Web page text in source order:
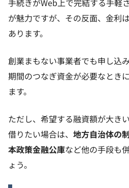
手続きがWeb上で完結する手軽
が魅力ですが、その反面、金利
あります。
創業まもない事業者でも申し込
期間のつなぎ資金が必要なとき
ます。
ただし、希望する融資額が大き
借りたい場合は、 地方自治体の
本政策金融公庫など他の手段も
ょう。